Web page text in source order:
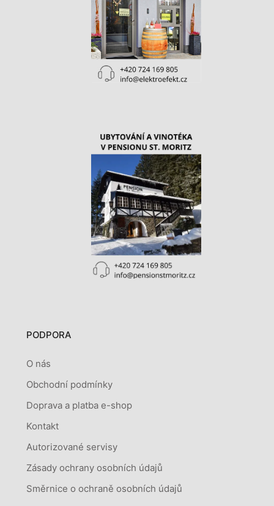
PODPORA
O nás
Obchodní podmínky
Doprava a platba e-shop
Kontakt
Autorizované servisy
Zásady ochrany osobních údajů
Směrnice o ochraně osobních údajů